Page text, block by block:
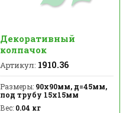
Декоративный
колпачок
Артикул: 1910.36
Размеры:90х90мм, д=45мм,
под трубу 15х15мм
Вес:0.04 кг